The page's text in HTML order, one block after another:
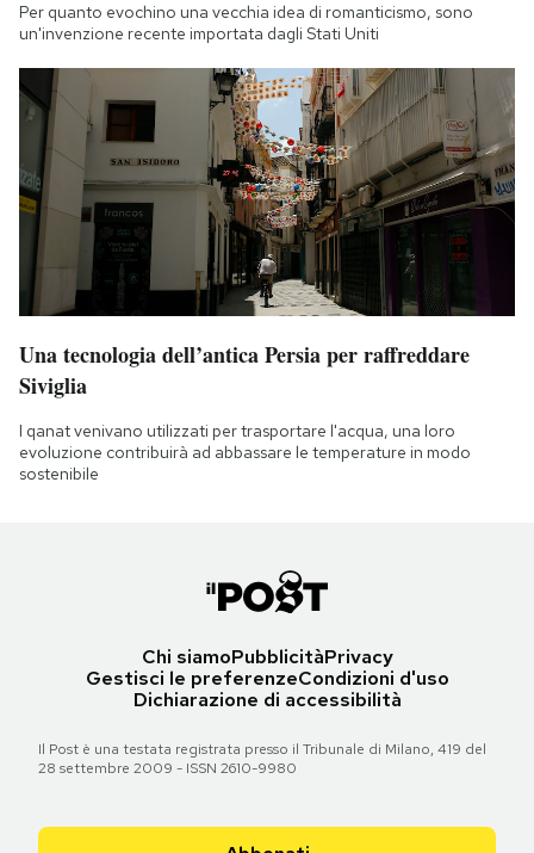
Per quanto evochino una vecchia idea di romanticismo, sono
un'invenzione recente importata dagli Stati Uniti
Una tecnologia dell’antica Persia per raffreddare
Siviglia
I qanat venivano utilizzati per trasportare l'acqua, una loro
evoluzione contribuirà ad abbassare le temperature in modo
sostenibile
Chi siamoPubblicitàPrivacy
Gestisci le preferenzeCondizioni d'uso
Dichiarazione di accessibilità
Il Post è una testata registrata presso il Tribunale di Milano, 419 del
28 settembre 2009 - ISSN 2610-9980